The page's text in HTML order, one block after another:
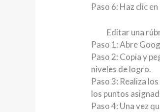
Paso 6: Haz clic
Editar una
Paso 1: Abre
Paso 2: Copia y
niveles de logro.
Paso 3: Realiza
los puntos
Paso 4: Una vez